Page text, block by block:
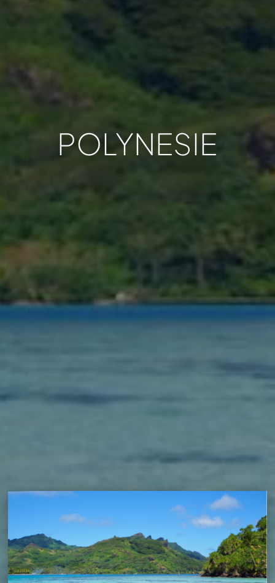
POLYNESIE